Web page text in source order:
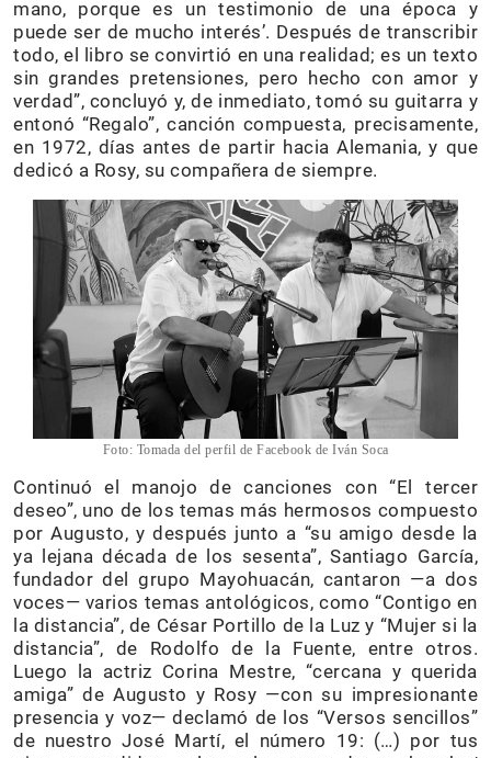
mano, porque es un testimonio de una época y
puede ser de mucho interés’. Después de transcribir
todo, el libro se convirtió en una realidad; es un texto
sin grandes pretensiones, pero hecho con amor y
verdad”, concluyó y, de inmediato, tomó su guitarra y
entonó “Regalo”, canción compuesta, precisamente,
en 1972, días antes de partir hacia Alemania, y que
dedicó a Rosy, su compañera de siempre.
Foto: Tomada del perfil de Facebook de Iván Soca
Continuó el manojo de canciones con “El tercer
deseo”, uno de los temas más hermosos compuesto
por Augusto, y después junto a “su amigo desde la
ya lejana década de los sesenta”, Santiago García,
fundador del grupo Mayohuacán, cantaron —a dos
voces— varios temas antológicos, como “Contigo en
la distancia”, de César Portillo de la Luz y “Mujer si la
distancia”, de Rodolfo de la Fuente, entre otros.
Luego la actriz Corina Mestre, “cercana y querida
amiga” de Augusto y Rosy —con su impresionante
presencia y voz— declamó de los “Versos sencillos”
de nuestro José Martí, el número 19: (…) por tus